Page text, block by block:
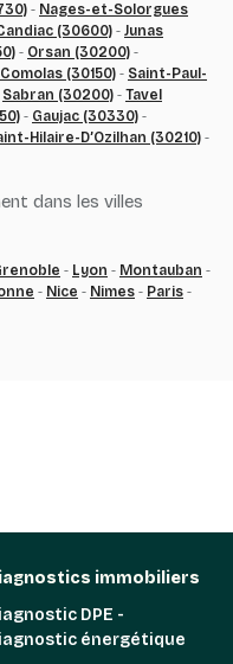
- Nages-et-Solorgues
(30600) - Junas
- Orsan (30200) -
(30150) - Saint-Paul-
Sabran (30200) - Tavel
- Gaujac (30330) -
Hilaire-D’Ozilhan (30210) -
dans les villes
- Lyon - Montauban -
- Nice - Nimes - Paris -
immobiliers
DPE -
énergétique